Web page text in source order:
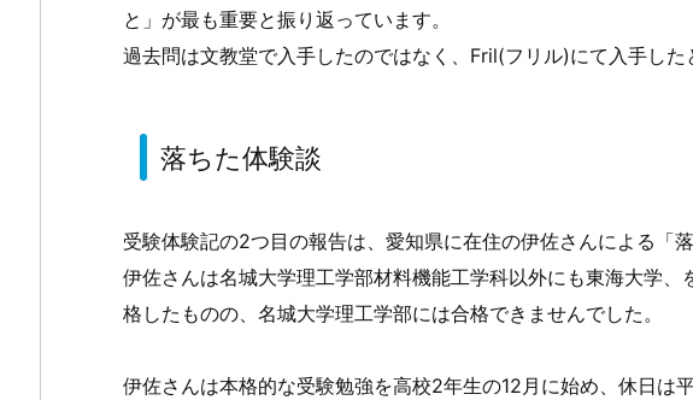
と」が最も重要と振り返っています。
過去問は文教堂で入手したのではなく、Fril(フリル)にて入手した
落ちた体験談
受験体験記の2つ目の報告は、愛知県に在住の伊佐さんによる「落
伊佐さんは名城大学理工学部材料機能工学科以外にも東海大学、
格したものの、名城大学理工学部には合格できませんでした。
伊佐さんは本格的な受験勉強を高校2年生の12月に始め、休日は